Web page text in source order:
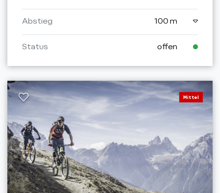
Abstieg 100 m
Status offen
Mittel